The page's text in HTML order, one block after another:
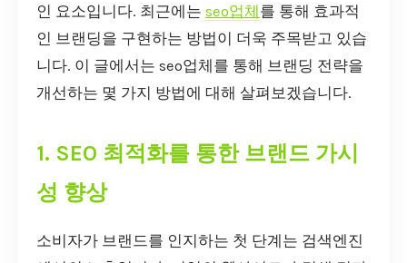
인 요소입니다. 최근에는 seo업체 를 통해 효과적
인 브랜딩을 구현하는 방법이 더욱 주목받고 있습
니다. 이 글에서는 seo업체를 통해 브랜딩 전략을
개선하는 몇 가지 방법에 대해 살펴보겠습니다.
1. SEO 최적화를 통한 브랜드 가시
성 향상
소비자가 브랜드를 인지하는 첫 단계는 검색엔진